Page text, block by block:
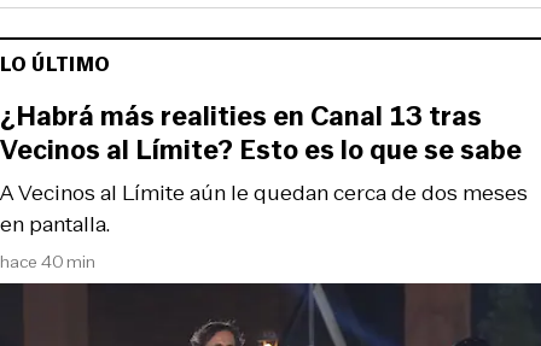
LO ÚLTIMO
hace 40 min
A Vecinos al Límite aún le quedan cerca de dos meses
en pantalla.
¿Habrá más realities en Canal 13 tras
Vecinos al Límite? Esto es lo que se sabe